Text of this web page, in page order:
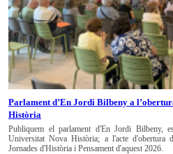
Parlament d’En Jordi Bilbeny a
Història
Publiquem el parlament d'En Jordi Bilbeny,
Universitat Nova Història; a l'acte
Jornades d'Història i Pensament d'aquest 2026.